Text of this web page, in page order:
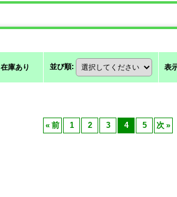
在庫あり 並び順: 表
« 前 1 2 3 4 5 次 »